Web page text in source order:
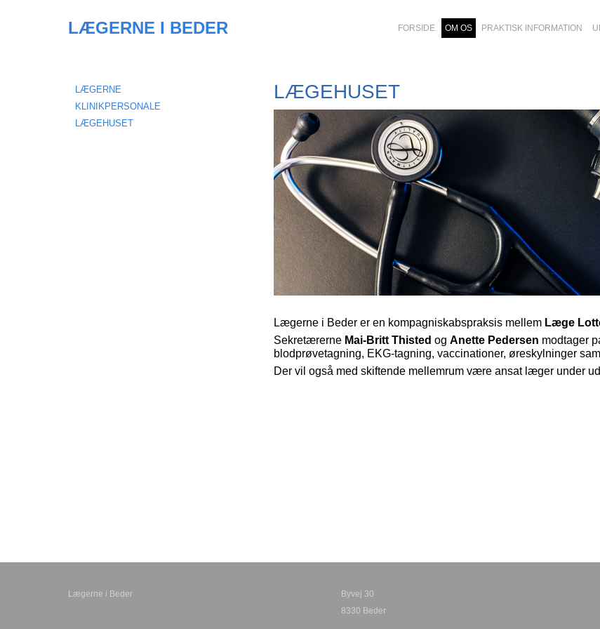
LÆGERNE I BEDER FORSIDE OM OS PRAKTISK INFORMATION
LÆGERNE
KLINIKPERSONALE
LÆGEHUSET
LÆGEHUSET
Lægerne i Beder er en kompagniskabspraksis mellem Læge
Sekretærerne Mai-Britt Thisted og Anette Pedersen modtager
blodprøvetagning, EKG-tagning, vaccinationer, øreskylninger
Der vil også med skiftende mellemrum være ansat læger under
Lægerne i Beder
Byvej 30
8330 Beder